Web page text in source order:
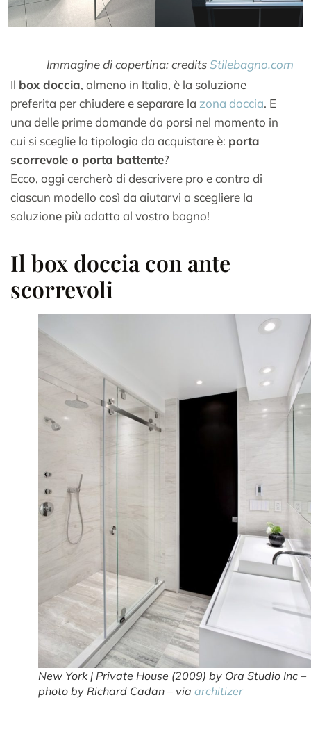
Immagine di copertina: creditsStilebagno.com
Il box doccia, almeno in Italia, è la soluzione
preferita per chiudere e separare la zona doccia. E
una delle prime domande da porsi nel momento in
cui si sceglie la tipologia da acquistare è: porta
scorrevole o porta battente?
Ecco, oggi cercherò di descrivere pro e contro di
ciascun modello così da aiutarvi a scegliere la
soluzione più adatta al vostro bagno!
Il box doccia con ante
scorrevoli
New York | Private House (2009) by Ora Studio Inc –
photo by Richard Cadan – via architizer